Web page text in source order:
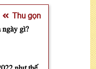
Thu gọn
ngày gì?
như thế